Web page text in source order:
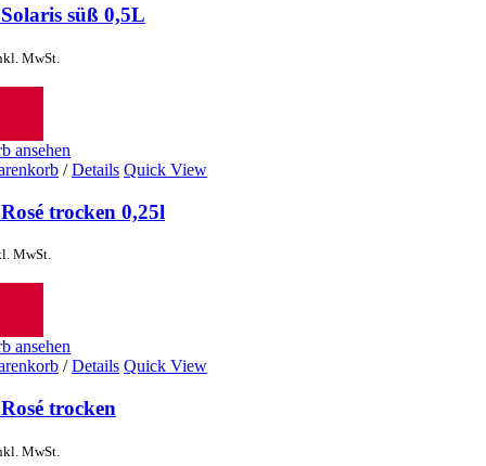
süß 0,5L
MwSt.
ansehen
/ Details Quick View
trocken 0,25l
MwSt.
ansehen
/ Details Quick View
trocken
MwSt.